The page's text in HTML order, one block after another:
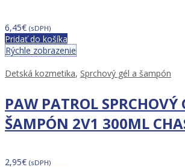
6,45€ (sDPH)
Pridať do košíka
Rýchle zobrazenie
Detská kozmetika, Sprchový gél a šampón
PAW PATROL SPRCHOVÝ
ŠAMPÓN 2V1 300ML
2,95€ (sDPH)